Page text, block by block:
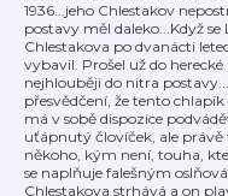
1936...jeho Chlestakov
postavy měl daleko...Když
Chlestakova po dvanácti
vybavil. Prošel už do
nejhlouběji do nitra
přesvědčení, že tento
má v sobě dispozice
uťápnutý človíček, ale
někoho, kým není, touha,
se naplňuje falešným
Chlestakova strhává a on